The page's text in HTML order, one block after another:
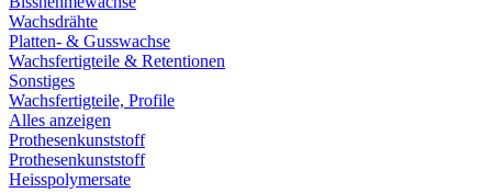
Wachsdrähte
Platten- & Gusswachse
Wachsfertigteile & Retentionen
Sonstiges
Wachsfertigteile, Profile
Alles anzeigen
Prothesenkunststoff
Prothesenkunststoff
Heisspolymersate